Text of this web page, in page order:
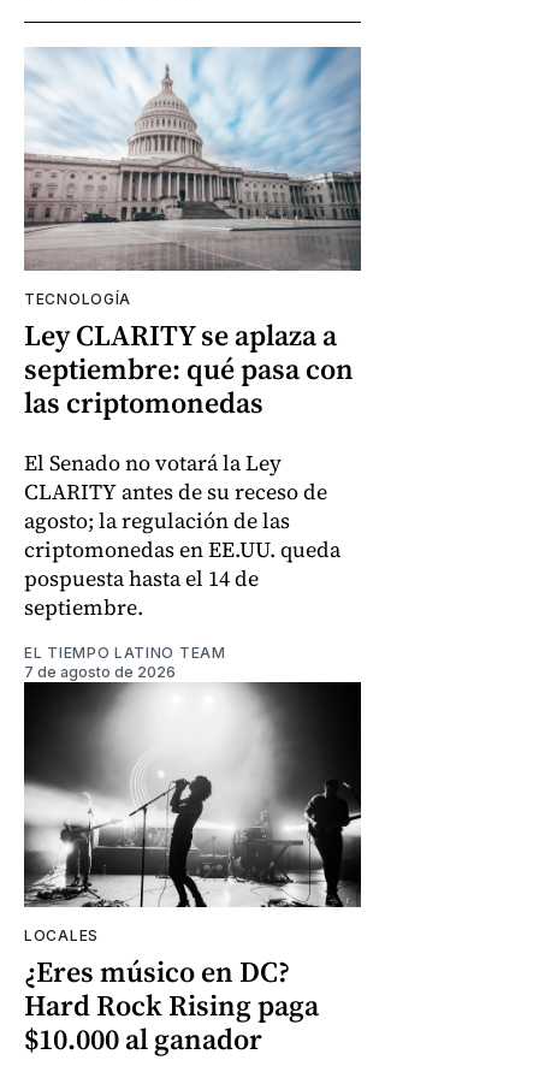
TECNOLOGÍA
Ley CLARITY se aplaza a
septiembre: qué pasa con
las criptomonedas
El Senado no votará la Ley
CLARITY antes de su receso de
agosto; la regulación de las
criptomonedas en EE.UU. queda
pospuesta hasta el 14 de
septiembre.
EL TIEMPO LATINO TEAM
7 de agosto de 2026
LOCALES
¿Eres músico en DC?
Hard Rock Rising paga
$10.000 al ganador